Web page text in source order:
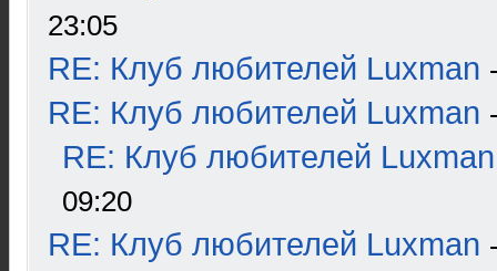
23:05
RE: Клуб любителей Luxman
RE: Клуб любителей Luxman
RE: Клуб любителей Luxman
09:20
RE: Клуб любителей Luxman